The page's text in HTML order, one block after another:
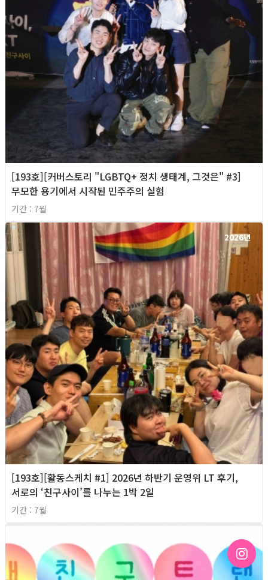
[193호][커버스토리 "LGBTQ+ 정치 생태계, 그것은" #3]
무모한 용기에서 시작된 민주주의 실험
기간 : 7월
2026년
[193호][활동스케치 #1] 2026년 하반기 운영위 LT 후기,
서로의 ‘친구사이’를 나누는 1박 2일
기간 : 7월
2026년